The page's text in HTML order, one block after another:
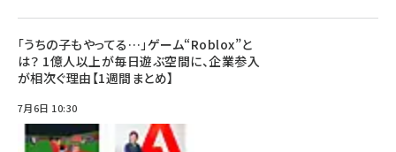
「うちの子もやってる…」ゲーム“Roblox”と
は？ 1億人以上が毎日遊ぶ空間に、企業参入
が相次ぐ理由【1週間まとめ】
7月6日 10:30